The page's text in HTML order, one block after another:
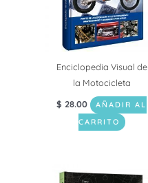
Enciclopedia Visual de
la Motocicleta
$ 28.00
AÑADIR AL
CARRITO